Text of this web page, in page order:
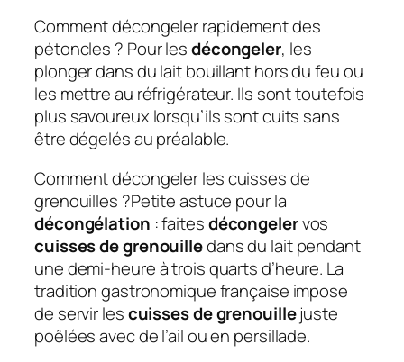
Comment décongeler rapidement des
pétoncles ? Pour lesdécongeler, les
plonger dans du lait bouillant hors du feu ou
les mettre au réfrigérateur. Ils sont toutefois
plus savoureux lorsqu’ils sont cuits sans
être dégelés au préalable.
Comment décongeler les cuisses de
grenouilles ?Petite astuce pour la
décongélation : faitesdécongelervos
cuisses de grenouilledans du lait pendant
une demi-heure à trois quarts d’heure. La
tradition gastronomique française impose
de servir lescuisses de grenouillejuste
poêlées avec de l’ail ou en persillade.